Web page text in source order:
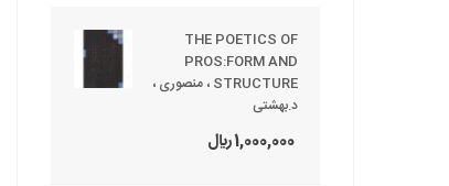
THE POETICS OF
PROS:FORM AND
STRUCTURE ، منصوری ،
د.بهشتی
1,000,000 ريال